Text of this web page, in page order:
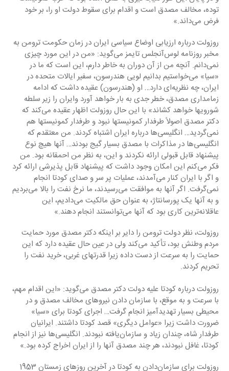
توده، مخالف مصدق است و اقدام برای سقوط دولت او را، بر خود
فرض می‌داند.»‏
روزولت درباره ارزیابی اوضاع سیاسی ایران در زمان حکومت ترومن به
مخبر روزنامه لوس‌آنجلس تایمز ‏می‌گوید: «من در این مورد چیزی
نمی‌دانم. آنچه من از آن دوران به خاطر دارم، این است که ما در
«سیا» ‏می‌خواستیم بدانیم لویی هندرسون، سفیر ایالات متحده در
ایران، چه نظریه‌ای دارد… او (هندرسون) عقیده ‏داشت که ادامه
زمامداری مصدق، خطر جدی به بار خواهد آورد وایران را زیر سلطه
شورویها خواهد ‏کشاند» با این حال روزولت اظهار عقیده می‌کند که
دکتر مصدق اصولاً طرفدار کمونیستها نبود و طرفدار ‏کمونیستها هم
نمی‌گردید… انگلیسی‌ها درباره ایران اشتباه کردند. من معتقدم که
انگلیسی‌ها در مذاکرات با ‏مصدق بسیار گیج بودند… آنها هیچ نوع
پیشنهاد قابل قبولی ارائه نکردند و این، به نظر من احمقانه بود. من
‏فکر می‌کنم این امکان وجود داشت که پیشنهاد قابل پذیرشی ارائه کرد
و اگر با ایران کنار می‌آمدند، ‏عملیات پر سر و صدای کودتا انجام
نمی‌گرفت. اگر آنها به موافقت می‌رسیدند، ما نرخ نفت را بالا ‏می‌بردیم
و به آنها یک پورسانتاژ، به عنوان حق مالکیت می‌دادیم، این
عاقلانه‌ترین کاری بود که آنها ‏می‌توانستند انجام دهند.»‏
روزولت، نظر دولت ترومن را دایر بر اینکه دکتر مصدق مورد حمایت
مردم وطنش بود، تأکید می‌کند ولی ‏در عین حال عقیده دارد که این
حمایت را به سرعت از دست داده زیرا قدرتهای غربی، خرید نفت را
‏تحریم کردند.‏
روزولت درباره کودتا علیه دولت دکتر مصدق می‌گوید: «این اقدام مهم،
با سرعت و به موقع، با سازمان ‏دادن نیروهای مخالف مصدق و در
محیطی بسیار تهدیدآمیز انجام گرفت… اجرای کودتا برای «سیا»
‏ضرورت داشت زیرا «عوامل دیگری» قصد کودتا داشتند. ایرانیان
طرفدار شاه، چندان زیاد و سازمان‌یافته ‏نبودند. انگلیسی‌ها نیز از انجام
کودتا، غافل نبودند، هر چند مصدق آنها را از ایران اخراج کرده بود.»‏